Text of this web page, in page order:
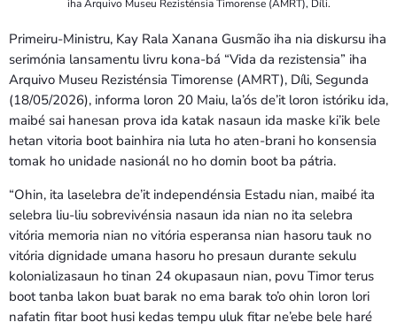
iha Arquivo Museu Rezisténsia Timorense (AMRT), Díli.
Primeiru-Ministru, Kay Rala Xanana Gusmão iha nia diskursu iha
serimónia lansamentu livru kona-bá “Vida da rezistensia” iha
Arquivo Museu Rezisténsia Timorense (AMRT), Díli, Segunda
(18/05/2026), informa loron 20 Maiu, la’ós de’it loron istóriku ida,
maibé sai hanesan prova ida katak nasaun ida maske ki’ik bele
hetan vitoria boot bainhira nia luta ho aten-brani ho konsensia
tomak ho unidade nasionál no ho domin boot ba pátria.
“Ohin, ita laselebra de’it independénsia Estadu nian, maibé ita
selebra liu-liu sobrevivénsia nasaun ida nian no ita selebra
vitória memoria nian no vitória esperansa nian hasoru tauk no
vitória dignidade umana hasoru ho presaun durante sekulu
kolonializasaun ho tinan 24 okupasaun nian, povu Timor terus
boot tanba lakon buat barak no ema barak to’o ohin loron lori
nafatin fitar boot husi kedas tempu uluk fitar ne’ebe bele haré